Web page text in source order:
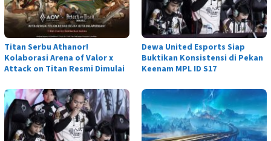
Titan Serbu Athanor!
Kolaborasi Arena of Valor x
Attack on Titan Resmi Dimulai
Dewa United Esports Siap
Buktikan Konsistensi di Pekan
Keenam MPL ID S17